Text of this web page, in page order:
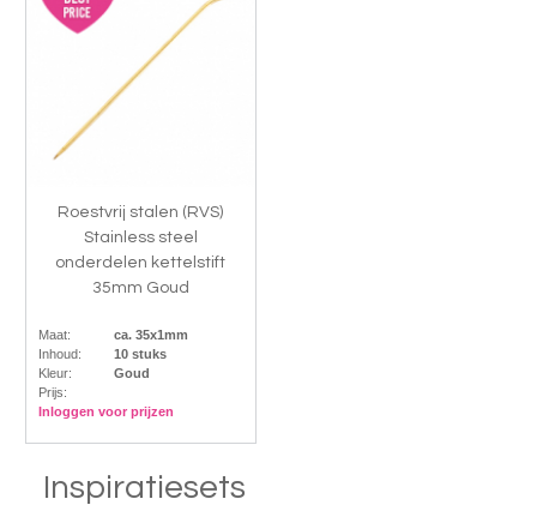
Roestvrij stalen (RVS)
Stainless steel
onderdelen kettelstift
35mm Goud
Maat:
ca. 35x1mm
Inhoud:
10 stuks
Kleur:
Goud
Prijs:
Inloggen voor prijzen
Inspiratiesets